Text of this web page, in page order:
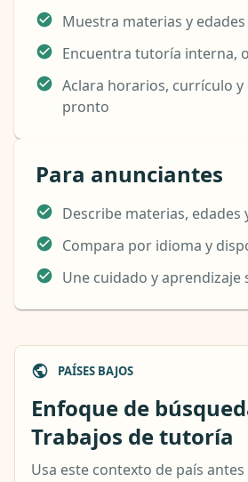
Muestra materias y edades
Encuentra tutoría interna,
Aclara horarios, currículo y
pronto
Para anunciantes
Describe materias, edades
Compara por idioma y
Une cuidado y aprendizaje
PAÍSES BAJOS
Enfoque de
Trabajos de tutoría
Usa este contexto de país